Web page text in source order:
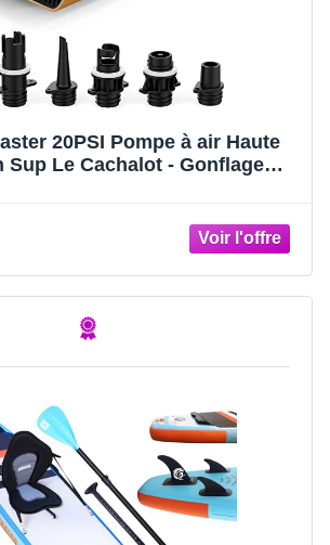
20PSI Pompe à air Haute
Sup Le Cachalot - Gonflage
à pagaie gonflables, Bateaux